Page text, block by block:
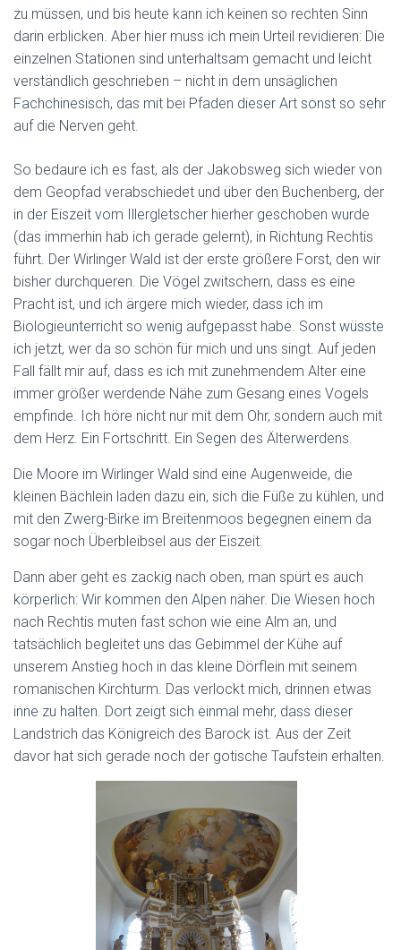
zu müssen, und bis heute kann ich keinen so rechten Sinn
darin erblicken. Aber hier muss ich mein Urteil revidieren: Die
einzelnen Stationen sind unterhaltsam gemacht und leicht
verständlich geschrieben – nicht in dem unsäglichen
Fachchinesisch, das mit bei Pfaden dieser Art sonst so sehr
auf die Nerven geht.
So bedaure ich es fast, als der Jakobsweg sich wieder von
dem Geopfad verabschiedet und über den Buchenberg, der
in der Eiszeit vom Illergletscher hierher geschoben wurde
(das immerhin hab ich gerade gelernt), in Richtung Rechtis
führt. Der Wirlinger Wald ist der erste größere Forst, den wir
bisher durchqueren. Die Vögel zwitschern, dass es eine
Pracht ist, und ich ärgere mich wieder, dass ich im
Biologieunterricht so wenig aufgepasst habe. Sonst wüsste
ich jetzt, wer da so schön für mich und uns singt. Auf jeden
Fall fällt mir auf, dass es ich mit zunehmendem Alter eine
immer größer werdende Nähe zum Gesang eines Vogels
empfinde. Ich höre nicht nur mit dem Ohr, sondern auch mit
dem Herz. Ein Fortschritt. Ein Segen des Älterwerdens.
Die Moore im Wirlinger Wald sind eine Augenweide, die
kleinen Bächlein laden dazu ein, sich die Füße zu kühlen, und
mit den Zwerg-Birke im Breitenmoos begegnen einem da
sogar noch Überbleibsel aus der Eiszeit.
Dann aber geht es zackig nach oben, man spürt es auch
körperlich: Wir kommen den Alpen näher. Die Wiesen hoch
nach Rechtis muten fast schon wie eine Alm an, und
tatsächlich begleitet uns das Gebimmel der Kühe auf
unserem Anstieg hoch in das kleine Dörflein mit seinem
romanischen Kirchturm. Das verlockt mich, drinnen etwas
inne zu halten. Dort zeigt sich einmal mehr, dass dieser
Landstrich das Königreich des Barock ist. Aus der Zeit
davor hat sich gerade noch der gotische Taufstein erhalten.